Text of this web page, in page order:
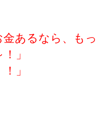
金あるなら、もっ
」
」